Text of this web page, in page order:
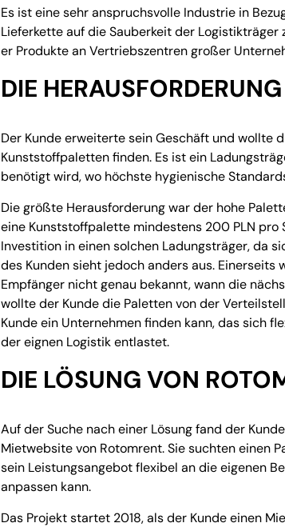
Es ist eine sehr anspruchsvolle Industrie in
Lieferkette auf die Sauberkeit der
er Produkte an Vertriebszentren großer
DIE HERAUSFORDERUNG
Der Kunde erweiterte sein Geschäft und wollte
Kunststoffpaletten finden. Es ist ein
benötigt wird, wo höchste hygienische
Die größte Herausforderung war der hohe
eine Kunststoffpalette mindestens 200 PLN
Investition in einen solchen Ladungsträger, da
des Kunden sieht jedoch anders aus. Einerseits
Empfänger nicht genau bekannt, wann die
wollte der Kunde die Paletten von der
Kunde ein Unternehmen finden kann, das sich
der eignen Logistik entlastet.
DIE LÖSUNG VON
Auf der Suche nach einer Lösung fand der
Mietwebsite von Rotomrent. Sie suchten einen
sein Leistungsangebot flexibel an die eigenen
anpassen kann.
Das Projekt startet 2018, als der Kunde einen